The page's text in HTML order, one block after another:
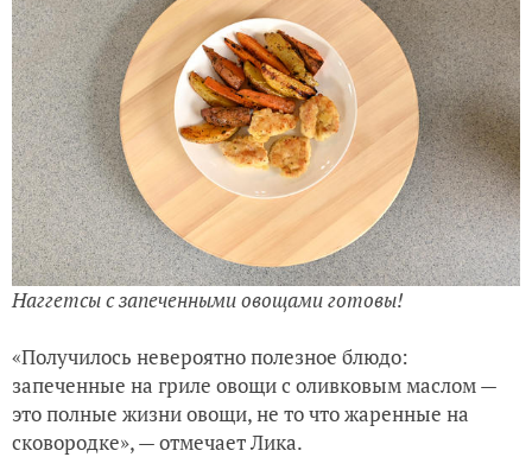
Наггетсы с запеченными овощами готовы!
«Получилось невероятно полезное блюдо:
запеченные на гриле овощи с оливковым маслом —
это полные жизни овощи, не то что жаренные на
сковородке», — отмечает Лика.